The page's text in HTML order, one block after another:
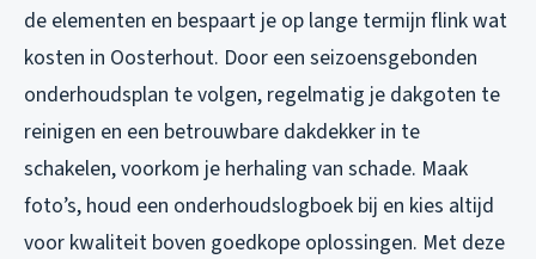
de elementen en bespaart je op lange termijn flink wat
kosten in Oosterhout. Door een seizoensgebonden
onderhoudsplan te volgen, regelmatig je dakgoten te
reinigen en een betrouwbare dakdekker in te
schakelen, voorkom je herhaling van schade. Maak
foto’s, houd een onderhoudslogboek bij en kies altijd
voor kwaliteit boven goedkope oplossingen. Met deze